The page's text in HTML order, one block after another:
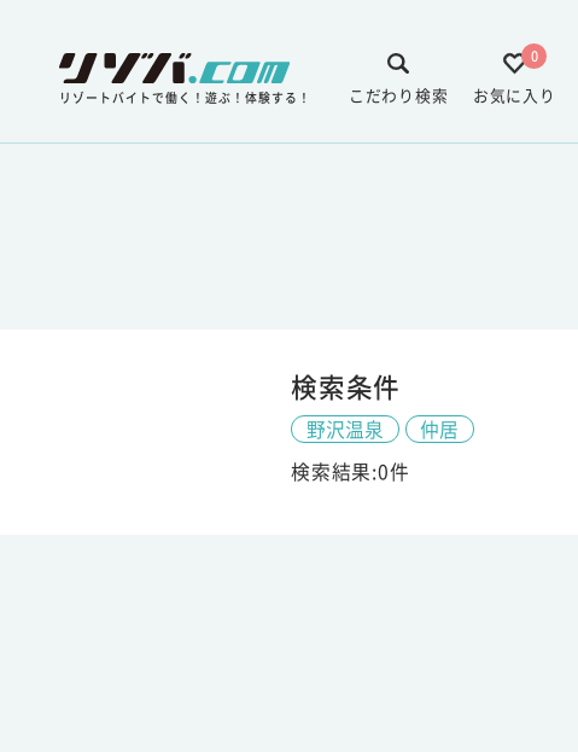
リゾートバイトで働く！遊ぶ！体験する！
0
お気に入り
こだわり検索
検索条件
野沢温泉
仲居
検索結果:0件